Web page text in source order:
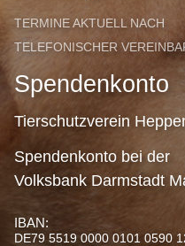
TERMINE AKTUELL NACH
TELEFONISCHER
Spendenkonto
Tierschutzverein
Spendenkonto bei der
Volksbank Darmstadt
IBAN:
DE79 5519 0000 0101 0590